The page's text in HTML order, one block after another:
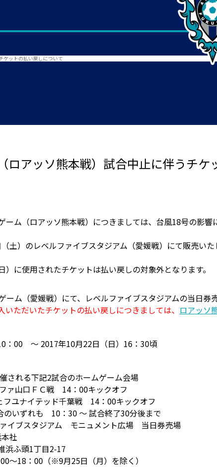
ットの払い戻しについて
アッソ熊本戦）試合中止に伴うチケ
ーム（ロアッソ熊本戦）につきましては、台風18号の影
土）のレベルファイブスタジアム（愛媛戦）にて販売い
）に使用されたチケットは払い戻しの対象外となります。
ーム（愛媛戦）にて、レベルファイブスタジアムの当日券
ただいたチケットの払い戻しにつきましては、 ロアッソ
：00 ～ 2017年10月22日（日）16：30頃
される下記2試合のホームゲーム会場
ァ山口ＦＣ戦 14：00キックオフ
フユナイテッド千葉戦 14：00キックオフ
のいずれも 10：30 ～ 試合終了30分後まで
ァイブスタジアム モニュメント広場 当日券売場
社
浜ふ頭1丁目2-17
～18：00（※9月25日（月）を除く）